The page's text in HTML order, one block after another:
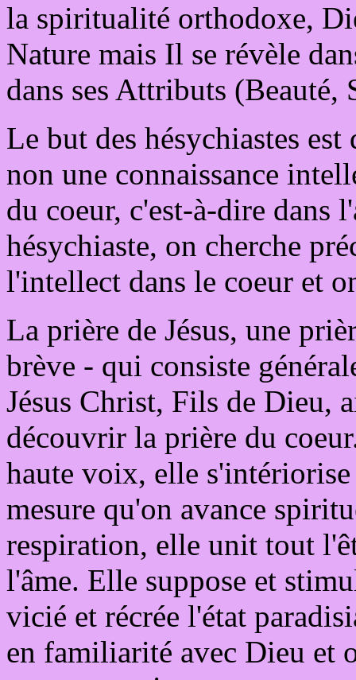
la spiritualité orthodoxe,
Nature mais Il se révèle
dans ses Attributs (Beauté,
Le but des hésychiastes
non une connaissance
du coeur, c'est-à-dire dans
hésychiaste, on cherche
l'intellect dans le coeur et
La prière de Jésus, une
brève - qui consiste
Jésus Christ, Fils de Dieu,
découvrir la prière du
haute voix, elle
mesure qu'on avance
respiration, elle unit tout
l'âme. Elle suppose et
vicié et récrée l'état
en familiarité avec Dieu et